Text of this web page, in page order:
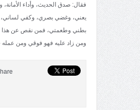
فقال: صدق الحديث، وأداء الأمانة،
يعني، وغضي بصري، وكفي
بطني وطعمتي، فمن نقص عن هذا
ومن زاد عليه فهو فوقي ومن عمله